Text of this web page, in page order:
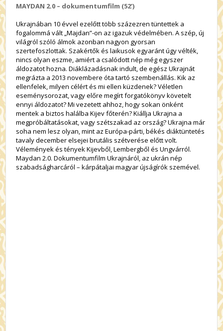
MAYDAN 2.0 – dokumentumfilm (52’)
Ukrajnában 10 évvel ezelőtt több százezren tüntettek a
fogalommá vált „Majdan”-on az igazuk védelmében. A szép, új
világról szóló álmok azonban nagyon gyorsan
szertefoszlottak. Szakértők és laikusok egyaránt úgy vélték,
nincs olyan eszme, amiért a csalódott nép még egyszer
áldozatot hozna. Diáklázadásnak indult, de egész Ukrajnát
megrázta a 2013 novembere óta tartó szembenállás. Kik az
ellenfelek, milyen célért és mi ellen küzdenek? Véletlen
eseménysorozat, vagy előre megírt forgatókönyv követelt
ennyi áldozatot? Mi vezetett ahhoz, hogy sokan önként
mentek a biztos halálba Kijev főterén? Kiállja Ukrajna a
megpróbáltatásokat, vagy szétszakad az ország? Ukrajna már
soha nem lesz olyan, mint az Európa-párti, békés diáktüntetés
tavaly december elsejei brutális szétverése előtt volt.
Vélemények és tények Kijevből, Lembergből és Ungvárról.
Maydan 2.0. Dokumentumfilm Ukrajnáról, az ukrán nép
szabadságharcáról – kárpátaljai magyar újságírók szemével.